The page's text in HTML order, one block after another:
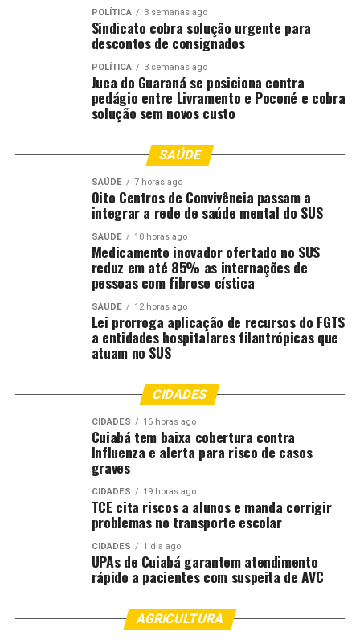
POLÍTICA 3 semanas ago
Sindicato cobra solução urgente para
descontos de consignados
POLÍTICA 3 semanas ago
Juca do Guaraná se posiciona contra
pedágio entre Livramento e Poconé e cobra
solução sem novos custo
SAÚDE
SAÚDE 7 horas ago
Oito Centros de Convivência passam a
integrar a rede de saúde mental do SUS
SAÚDE 10 horas ago
Medicamento inovador ofertado no SUS
reduz em até 85% as internações de
pessoas com fibrose cística
SAÚDE 12 horas ago
Lei prorroga aplicação de recursos do FGTS
a entidades hospitalares filantrópicas que
atuam no SUS
CIDADES
CIDADES 16 horas ago
Cuiabá tem baixa cobertura contra
Influenza e alerta para risco de casos
graves
CIDADES 19 horas ago
TCE cita riscos a alunos e manda corrigir
problemas no transporte escolar
CIDADES 1 dia ago
UPAs de Cuiabá garantem atendimento
rápido a pacientes com suspeita de AVC
AGRICULTURA